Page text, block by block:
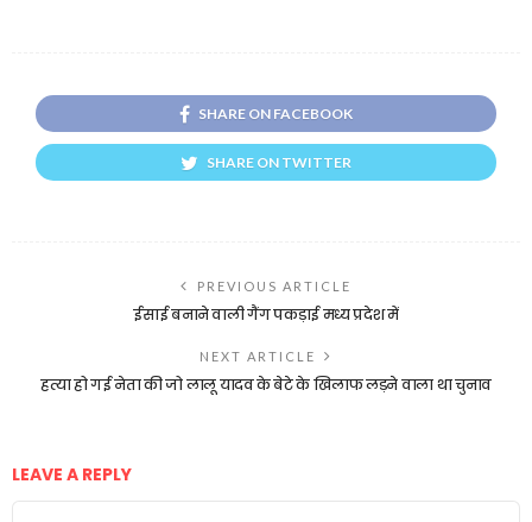
SHARE ON FACEBOOK
SHARE ON TWITTER
PREVIOUS ARTICLE
ईसाई बनाने वाली गैंग पकड़ाई मध्य प्रदेश में
NEXT ARTICLE
हत्या हो गई नेता की जो लालू यादव के बेटे के खिलाफ लड़ने वाला था चुनाव
LEAVE A REPLY